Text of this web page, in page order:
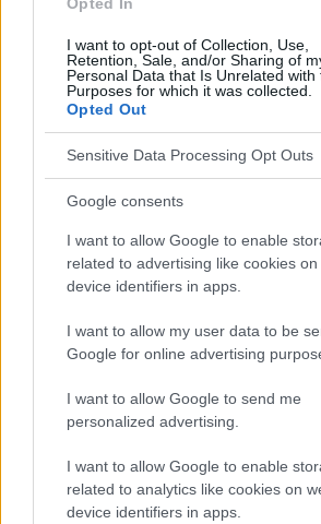
I want to opt-out of Collection, Use,
Retention, Sale, and/or Sharing of
Personal Data that Is Unrelated with
Purposes for which it was collected.
Opted Out
Sensitive Data Processing Opt Outs
Google consents
I want to allow Google to enable
related to advertising like cookies
device identifiers in apps.
I want to allow my user data to be
Google for online advertising
I want to allow Google to send me
personalized advertising.
I want to allow Google to enable
related to analytics like cookies on
device identifiers in apps.
EN RAPPORT
Sujets Acceptation de soi Activité
Des méthodes saines éducation
Peur de l'accouchement
Préparation à la naissance Réduction
Santé mentale Support-neighbours
Techniques de relaxation Thérapie
Visualisation
Voir aussi en english deutsch
Le contenu et les documents de ce site
responsables des effets de leur utilisation.
conseils et astuces contenus dans le site,
absolument consulter votre médecin.